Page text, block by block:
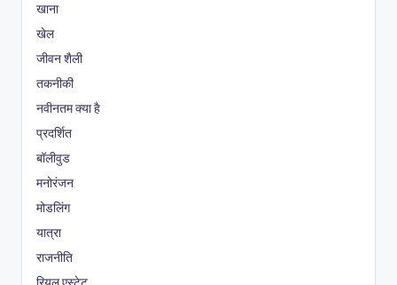
खाना
खेल
जीवन शैली
तकनीकी
नवीनतम क्या है
प्रदर्शित
बॉलीवुड
मनोरंजन
मोडलिंग
यात्रा
राजनीति